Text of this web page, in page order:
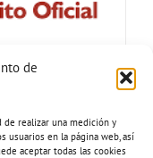
de
de realizar una medición y
usuarios en la página web, así
aceptar todas las cookies